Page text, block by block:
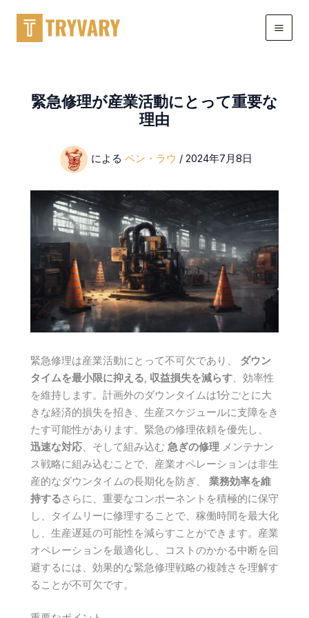
緊急修理が産業活動にとって重要な
理由
による ベン・ラウ / 2024年7月8日
緊急修理は産業活動にとって不可欠であり、 ダウン
タイムを最小限に抑える, 収益損失を減らす、効率性
を維持します。計画外のダウンタイムは1分ごとに大
きな経済的損失を招き、生産スケジュールに支障をき
たす可能性があります。緊急の修理依頼を優先し、
迅速な対応、そして組み込む 急ぎの修理 メンテナン
ス戦略に組み込むことで、産業オペレーションは非生
産的なダウンタイムの長期化を防ぎ、 業務効率を維
持するさらに、重要なコンポーネントを積極的に保守
し、タイムリーに修理することで、稼働時間を最大化
し、生産遅延の可能性を減らすことができます。産業
オペレーションを最適化し、コストのかかる中断を回
避するには、効果的な緊急修理戦略の複雑さを理解す
ることが不可欠です。